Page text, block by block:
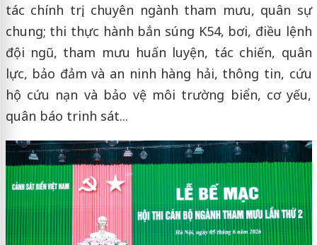
tác chính trị, chuyên ngành tham mưu, quân sự
chung; thi thực hành bắn súng K54, bơi, điều lệnh
đội ngũ, tham mưu huấn luyện, tác chiến, quân
lực, bảo đảm và an ninh hàng hải, thông tin, cứu
hộ cứu nạn và bảo vệ môi trường biển, cơ yếu,
quân báo trinh sát...